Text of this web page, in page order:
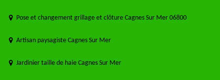
Pose et changement grillage et clôture Cagnes Sur Mer 06800
Artisan paysagiste Cagnes Sur Mer
Jardinier taille de haie Cagnes Sur Mer